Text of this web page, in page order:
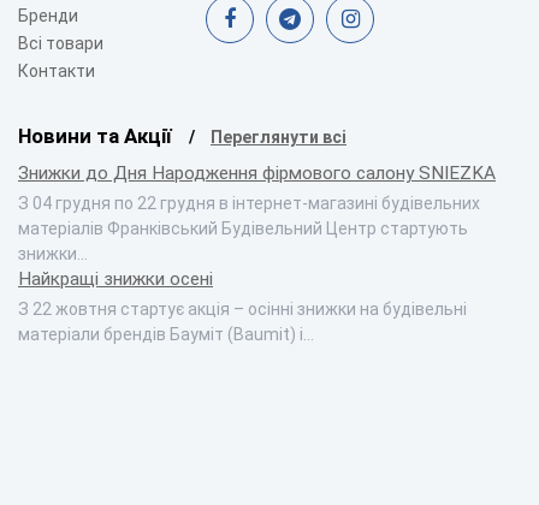
Бренди
Всі товари
Контакти
Новини та Акції Переглянути всі
Знижки до Дня Народження фірмового салону SNIEZKA
З 04 грудня по 22 грудня в інтернет-магазині будівельних
матеріалів Франківський Будівельний Центр стартують
знижки…
Найкращі знижки осені
З 22 жовтня стартує акція – осінні знижки на будівельні
матеріали брендів Бауміт (Baumit) і…